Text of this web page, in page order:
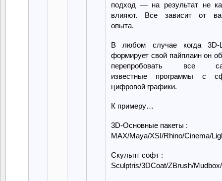
подход — на результат не
влияют. Все зависит от
опыта.
В любом случае когда 3D-
формирует свой пайплаин он
перепробовать все
известные программы с
цифровой графики.
К примеру…
3D-Основные пакеты :
MAX/Maya/XSI/Rhino/Cinema/
Скульпт софт :
Sculptris/3DCoat/ZBrush/